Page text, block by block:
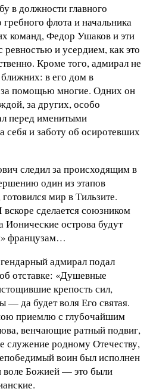
в должности главного
флота и начальника
команд, Федор Ушаков и эти
ревностью и усердием, как это
Кроме того, адмирал не
ближних: в его дом в
помощью многие. Одних он
за других, особо
перед именитыми
себя и заботу об осиротевших
следил за происходящим в
один из этапов
мир в Тильзите.
сделается союзником
Ионические острова будут
французам…
адмирал подал
отставке: «Душевные
крепость сил,
— да будет воля Его святая.
приемлю с глубочайшим
венчающие ратный подвиг,
служение родному Отечеству,
воин был исполнен
воле Божией — это были